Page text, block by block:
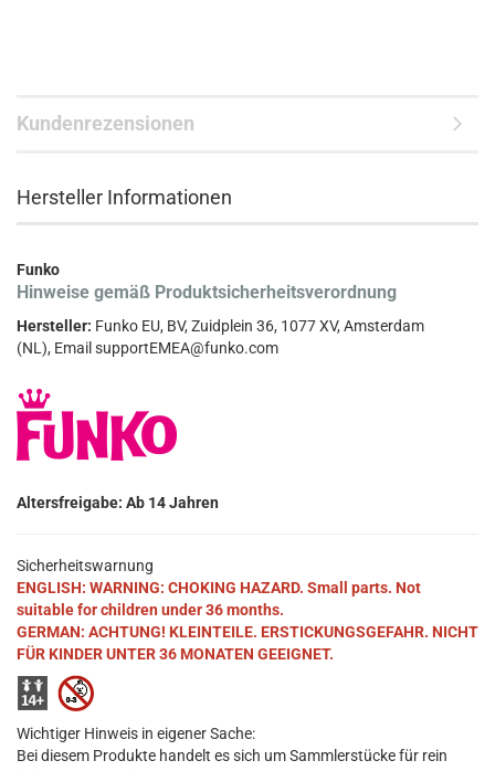
Kundenrezensionen
Hersteller Informationen
Funko
Hinweise gemäß Produktsicherheitsverordnung
Hersteller: Funko EU, BV, Zuidplein 36, 1077 XV, Amsterdam
(NL), Email supportEMEA@funko.com
Altersfreigabe: Ab 14 Jahren
Sicherheitswarnung
ENGLISH: WARNING: CHOKING HAZARD. Small parts. Not
suitable for children under 36 months.
GERMAN: ACHTUNG! KLEINTEILE. ERSTICKUNGSGEFAHR. NICHT
FÜR KINDER UNTER 36 MONATEN GEEIGNET.
Wichtiger Hinweis in eigener Sache:
Bei diesem Produkte handelt es sich um Sammlerstücke für rein